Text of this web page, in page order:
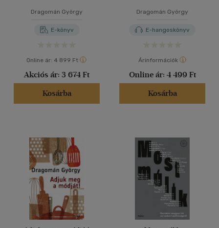
Dragomán György
E-könyv
Online ár: 4 899 Ft
Akciós ár: 3 674 Ft
Kosárba
Dragomán György
E-hangoskönyv
Árinformációk
Online ár: 4 499 Ft
Kosárba